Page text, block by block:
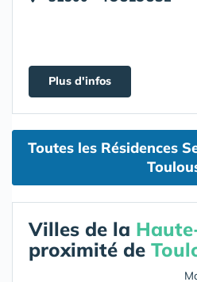
Plus d'infos
Toutes les Résidences
Villes de la
proximité de